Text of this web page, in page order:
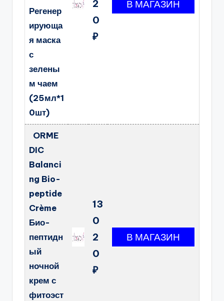
Регенер
ирующа
я маска
с
зелены
м чаем
(25мл*1
0шт)
2
0
₽
ORME
DIC
Balanci
ng Bio-
peptide
Crème
Био-
пептидн
ый
ночной
крем с
фитоэст
13
0
2
0
₽